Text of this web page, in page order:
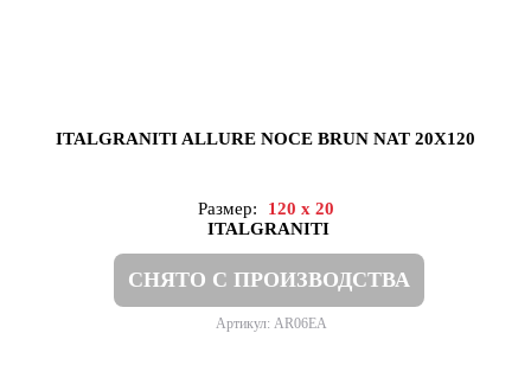
ITALGRANITI ALLURE NOCE BRUN NAT 20X120
Размер:
120 x 20
ITALGRANITI
СНЯТО С ПРОИЗВОДСТВА
Артикул: AR06EA